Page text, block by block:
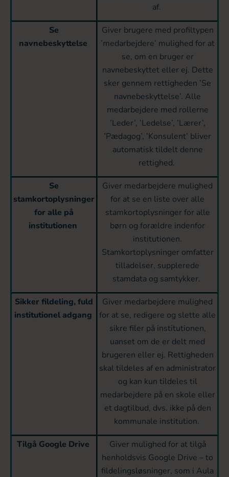
af.
Se
navnebeskyttelse
Giver brugere med profiltypen
’medarbejdere’ mulighed for at
se, om en bruger er
navnebeskyttet eller ej. Dette
sker gennem rettigheden ’Se
navnebeskyttelse’. Alle
medarbejdere med rollerne
’Leder’, ’Ledelse’, ’Lærer’,
’Pædagog’, ’Konsulent’ bliver
automatisk tildelt denne
rettighed.
Se
stamkortoplysninger
for alle på
institutionen
Giver medarbejdere mulighed
for at se en liste over alle
stamkortoplysninger for alle
børn og forældre indenfor
institutionen.
Stamkortoplysninger omfatter
tilladelser, supplerede
stamdata og samtykker.
Sikker fildeling, fuld
institutionel adgang
Giver medarbejdere mulighed
for at se, redigere og slette alle
sikre filer på institutionen,
uanset om de er delt med
brugeren eller ej. Rettigheden
skal tildeles af en administrator
og kan kun tildeles til
medarbejdere på en skole eller
et dagtilbud, dvs. ikke på den
kommunale institution.
Tilgå Google Drive
Giver mulighed for at tilgå
henholdsvis Google Drive – to
fildelingsløsninger, som i Aula